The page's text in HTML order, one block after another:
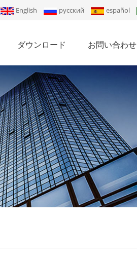
English русский español
ダウンロード お問い合わせ